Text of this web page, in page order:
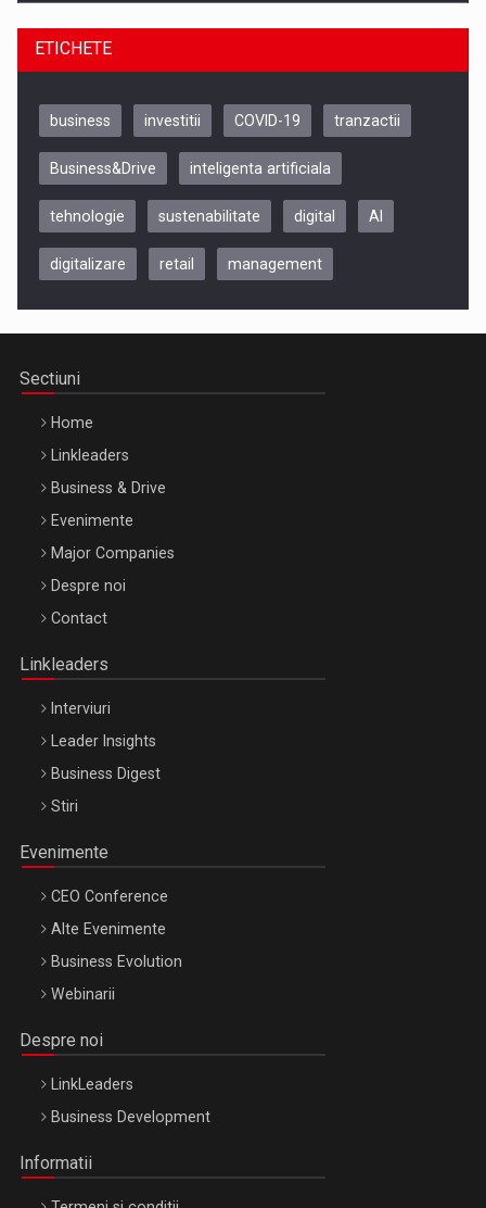
Be Inspired. Make it Happen!, CLUJ, 9 Decembrie
Be Inspired. Make it Happen!, ARTEMIS LETO, ORADEA, 8
Octombrie
ETICHETE
business investitii COVID-19 tranzactii
Business&Drive inteligenta artificiala
tehnologie sustenabilitate digital AI
digitalizare retail management
Sectiuni
Home
Linkleaders
Business & Drive
Evenimente
Major Companies
Despre noi
Contact
Linkleaders
Interviuri
Leader Insights
Business Digest
Stiri
Evenimente
CEO Conference
Alte Evenimente
Business Evolution
Webinarii
Despre noi
LinkLeaders
Business Development
Informatii